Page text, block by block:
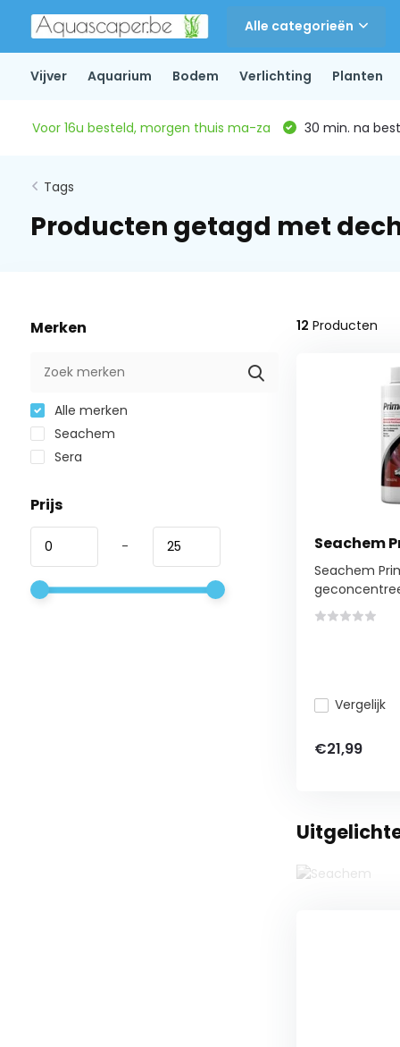
Alle categorieën
Vijver Aquarium Bodem Verlichting Planten
Voor 16u besteld, morgen thuis ma-za 30 min. na
Tags
Producten getagd met
Merken
Alle merken
Seachem
Sera
Prijs
-
12 Producten
Seachem
Seachem
Vergelijk
€21,99